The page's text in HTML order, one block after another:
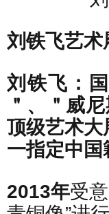
刘铁飞艺术
刘铁飞：
＂、＂威
顶级艺术
一指定中国
2013年受